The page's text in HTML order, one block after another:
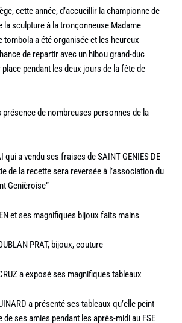
cette année, d’accueillir la championne de
la sculpture à la tronçonneuse Madame
tombola a été organisée et les heureux
de repartir avec un hibou grand-duc
pendant les deux jours de la fête de
de nombreuses personnes de la
qui a vendu ses fraises de SAINT GENIES DE
de la recette sera reversée à l’association du
Genièroise”
et ses magnifiques bijoux faits mains
PRAT, bijoux, couture
a exposé ses magnifiques tableaux
a présenté ses tableaux qu’elle peint
ses amies pendant les après-midi au FSE